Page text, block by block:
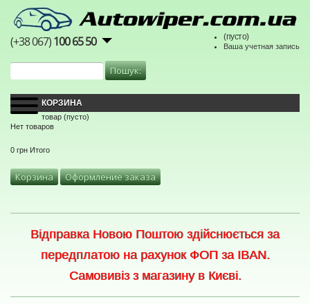
(+38 067)100 65 50 (пусто)
Ваша учетная запись
КОРЗИНА
товар (пусто)
Нет товаров
0 грн Итого
Корзина Оформление заказа
Відправка Новою Поштою здійснюється за
передплатою на рахунок ФОП за IBAN.
Самовивіз з магазину в Києві.